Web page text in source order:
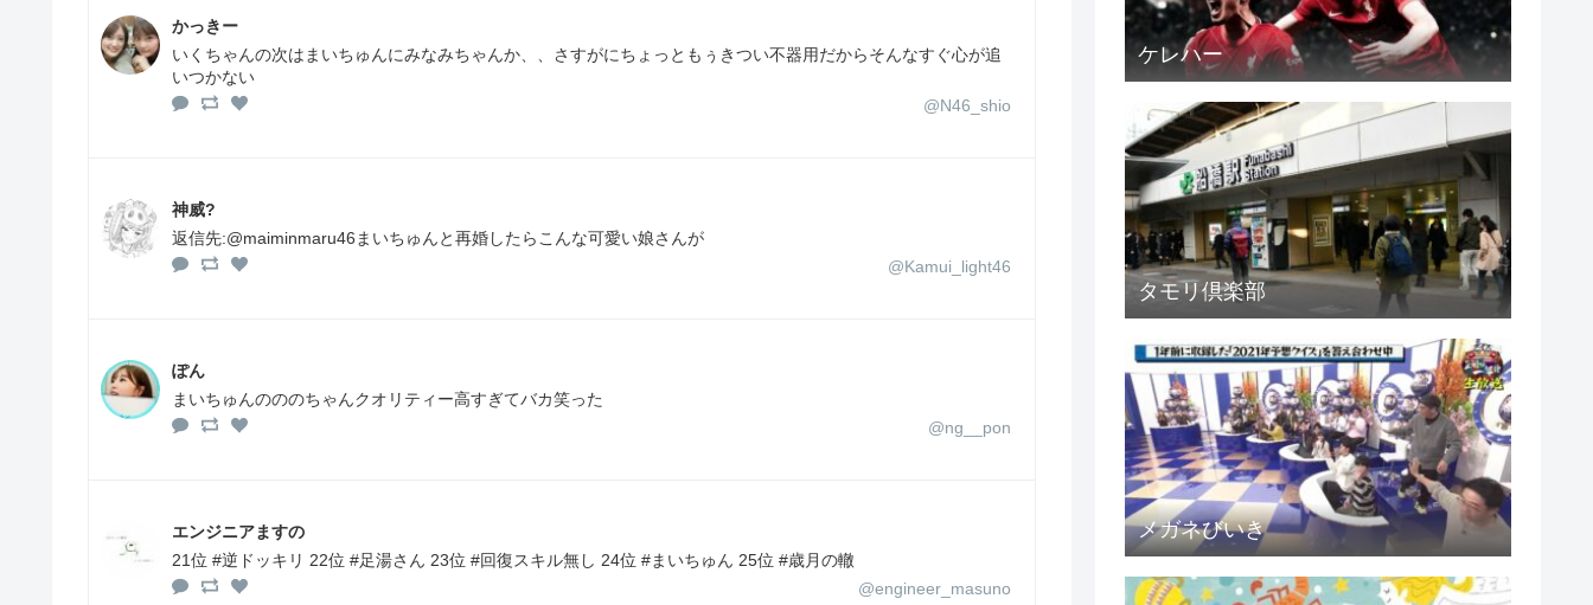
かっきー
いくちゃんの次はまいちゅんにみなみちゃんか、、さすがにちょっともぅきつい不器用だからそんなすぐ心が追
いつかない
@N46_shio
神威?
返信先:@maiminmaru46まいちゅんと再婚したらこんな可愛い娘さんが
@Kamui_light46
ぽん
まいちゅんのののちゃんクオリティー高すぎてバカ笑った
@ng__pon
エンジニアますの
21位 #逆ドッキリ 22位 #足湯さん 23位 #回復スキル無し 24位 #まいちゅん 25位 #歳月の轍
@engineer_masuno
ケレハー
タモリ倶楽部
メガネびいき